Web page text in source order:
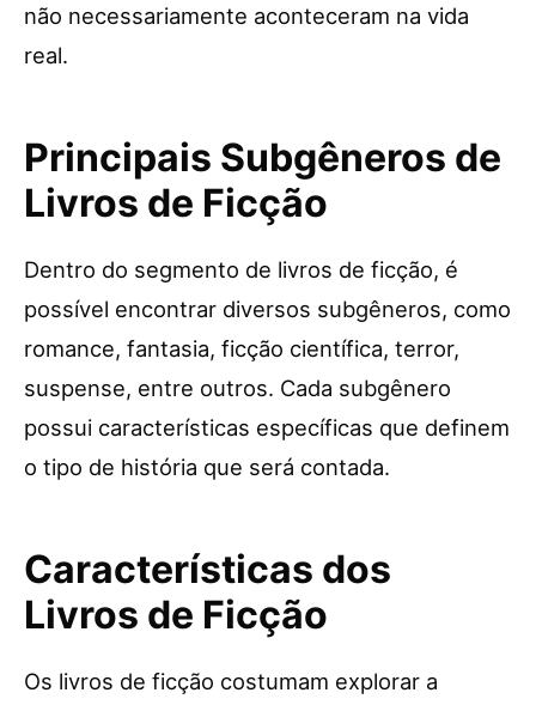
não necessariamente aconteceram na vida
real.
Principais Subgêneros de
Livros de Ficção
Dentro do segmento de livros de ficção, é
possível encontrar diversos subgêneros, como
romance, fantasia, ficção científica, terror,
suspense, entre outros. Cada subgênero
possui características específicas que definem
o tipo de história que será contada.
Características dos
Livros de Ficção
Os livros de ficção costumam explorar a